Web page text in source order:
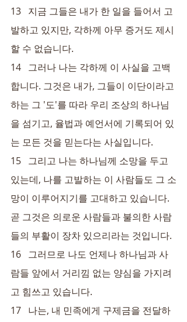
13   지금 그들은 내가 한 일을 들어서 고
발하고 있지만, 각하께 아무 증거도 제시
할 수 없습니다.
14   그러나 나는 각하께 이 사실을 고백
합니다. 그것은 내가, 그들이 이단이라고
하는 그 '도'를 따라 우리 조상의 하나님
을 섬기고, 율법과 예언서에 기록되어 있
는 모든 것을 믿는다는 사실입니다.
15   그리고 나는 하나님께 소망을 두고
있는데, 나를 고발하는 이 사람들도 그 소
망이 이루어지기를 고대하고 있습니다.
곧 그것은 의로운 사람들과 불의한 사람
들의 부활이 장차 있으리라는 것입니다.
16   그러므로 나도 언제나 하나님과 사
람들 앞에서 거리낌 없는 양심을 가지려
고 힘쓰고 있습니다.
17   나는, 내 민족에게 구제금을 전달하